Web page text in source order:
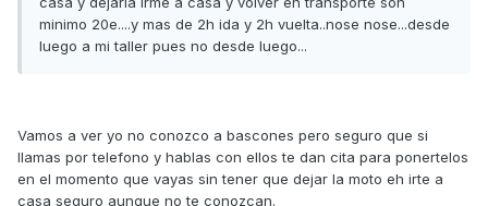
minimo 20e....y mas de 2h ida y 2h vuelta..nose nose...desde
luego a mi taller pues no desde luego...
Vamos a ver yo no conozco a bascones pero seguro que si
llamas por telefono y hablas con ellos te dan cita para ponertelos
en el momento que vayas sin tener que dejar la moto eh irte a
casa seguro aunque no te conozcan.